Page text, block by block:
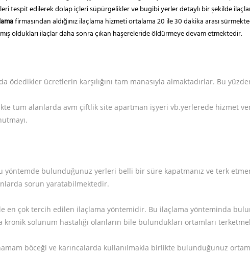
tespit edilerek dolap içleri süpürgelikler ve bugibi yerler detaylı bir şekilde
firmasından aldığınız ilaçlama hizmeti ortalama 20 ile 30 dakika arası
oldukları ilaçlar daha sonra çıkan haşereleride öldürmeye devam etmektedir.
ücretlerin karşılığını tam manasıyla almaktadırlar. Bu
tüm alanlarda avm çiftlik site apartman işyeri vb.yerlerede hizmet
bulunduğunuz yerleri belli bir süre kapatmanız ve terk
sorun yaratabilmektedir.
en çok tercih edilen ilaçlama yöntemidir. Bu ilaçlama yönteminda
solunum hastalığı olanların bile bulundukları ortamları
böceği ve karıncalarda kullanılmakla birlikte bulunduğunuz